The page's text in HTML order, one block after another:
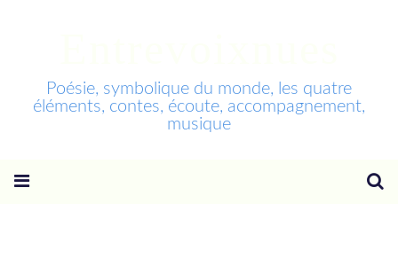
Poésie, symbolique du monde, les quatre
éléments, contes, écoute, accompagnement,
musique